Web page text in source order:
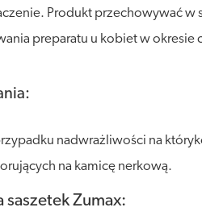
Produkt przechowywać
preparatu u kobiet w okresie
nadwrażliwości na
na kamicę nerkową.
saszetek Zumax: